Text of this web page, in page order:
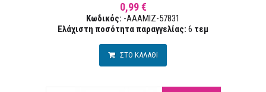
0,99 €
Κωδικός: -AAAMIZ-57831
Ελάχιστη ποσότητα παραγγελίας: 6 τεμ
ΣΤΟ ΚΑΛΑΘΙ